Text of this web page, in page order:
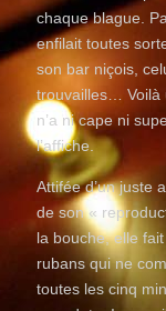
chaque blague.
enfilait toutes
son bar niçois,
trouvailles… Voilà
n’a ni cape ni
l’affiche.
Attifée d’un juste
de son «
la bouche, elle
rubans qui ne
toutes les cinq